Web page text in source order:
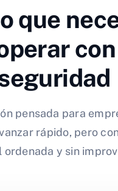
que
pensada para
rápido, pero
y sin